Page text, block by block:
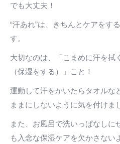
でも大丈夫！
“汗あれ”は、きちんとケアをす
す。
大切なのは、「こまめに汗を拭
（保湿をする）」こと！
運動して汗をかいたらタオルな
ままにしないように気を付けま
また、お風呂で洗いっぱなしに
も入念な保湿ケアを欠かさな